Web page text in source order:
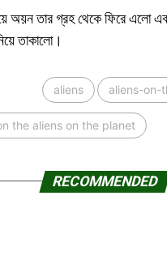
অয়ন তার গ্রহ থেকে ফিরে এলো
তাকালো।
aliens aliens-on-
the aliens on the planet
RECOMMENDED